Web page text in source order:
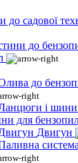
до садової
для
Двигун